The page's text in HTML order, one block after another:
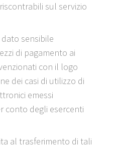
sul servizio
sensibile
di pagamento ai
con il logo
dei casi di utilizzo di
emessi
conto degli esercenti
al trasferimento di tali